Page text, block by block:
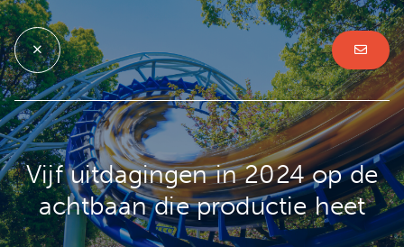
Vijf uitdagingen in 2024 op de
achtbaan die productie heet